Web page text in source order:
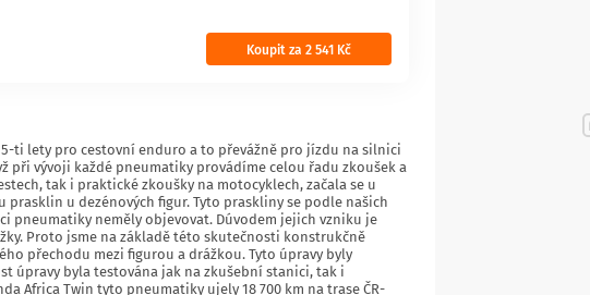
Koupit za 2 541 Kč
5-ti lety pro cestovní enduro a to převážně pro jízdu na silnici
při vývoji každé pneumatiky provádíme celou řadu zkoušek a
tak i praktické zkoušky na motocyklech, začala se u
u dezénových figur. Tyto praskliny se podle našich
pneumatiky neměly objevovat. Dúvodem jejich vzniku je
Proto jsme na základě této skutečnosti konstrukčně
přechodu mezi figurou a drážkou. Tyto úpravy byly
úpravy byla testována jak na zkušební stanici, tak i
Africa Twin tyto pneumatiky ujely 18 700 km na trase ČR-